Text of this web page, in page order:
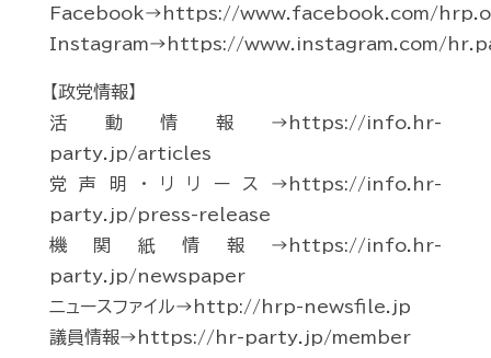
Facebook→https://www.facebook.com/
Instagram→https://www.instagram.com/
【政党情報】
活動情報→https://info.hr-
party.jp/articles
党声明・リリース→https://info.hr-
party.jp/press-release
機関紙情報→https://info.hr-
party.jp/newspaper
ニュースファイル→http://hrp-newsfile.jp
議員情報→https://hr-party.jp/member